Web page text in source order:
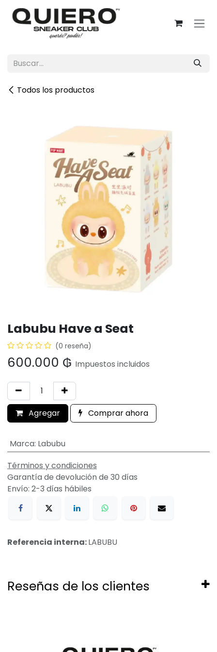
Ir al contenido
Todos los productos
Labubu Have a Seat
(0 reseña)
600.000 ₲ Impuestos incluidos
Agregar Comprar ahora
Marca: Labubu
Términos y condiciones
Garantía de devolución de 30 días
Envío: 2-3 días hábiles
Referencia interna:LABUBU
Reseñas de los clientes